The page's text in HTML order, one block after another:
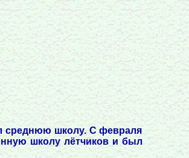
среднюю школу. С февраля
школу лётчиков и был